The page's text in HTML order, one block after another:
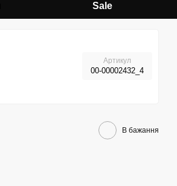
Sale
Артикул
00-00002432_4
В бажання